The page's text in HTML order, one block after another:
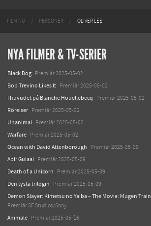
FILM.NU PERSONER OLIVER LEE
NYA FILMER & TV-SERIER
Black Dog Premiär 2025-05-02
Bob Trevino Likes It Premiär 2025-05-02
I huvudet på Blanche Houellebecq Premiär 2025-05-02
Rörelser Premiär 2025-05-02
Unanimal Premiär 2025-05-02
Warfare Premiär 2025-05-02
Ocean with David Attenborough Premiär 2025-05-08
Abir Gulaal Premiär 2025-05-09
Death of a Unicorn Premiär 2025-05-09
Den tysta trilogin Premiär 2025-05-09
Demon Slayer: Kimetsu no Yaiba – The Movie: Mugen Train
Premiär SF Studios/Sony
Animale Premiär 2025-05-16